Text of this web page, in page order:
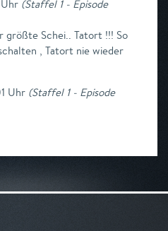
(Staffel 1 - Episode
größte Schei.. Tatort !!! So
, Tatort nie wieder
Uhr (Staffel 1 - Episode